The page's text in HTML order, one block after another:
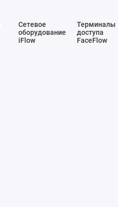
Сетевое
оборудование
iFlow
Терминалы
доступа
FaceFlow